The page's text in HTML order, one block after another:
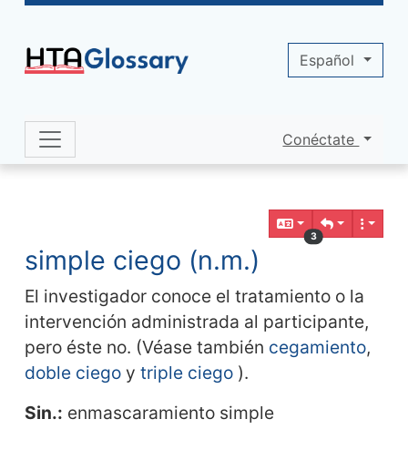
Navigation and related functionality
3
simple ciego (n.m.)
El investigador conoce el tratamiento o la
intervención administrada al participante,
pero éste no. (Véase también cegamiento,
doble ciegoy triple ciego).
Sin.: enmascaramiento simple
Site identity, navigation, etc.
Conéctate
Español